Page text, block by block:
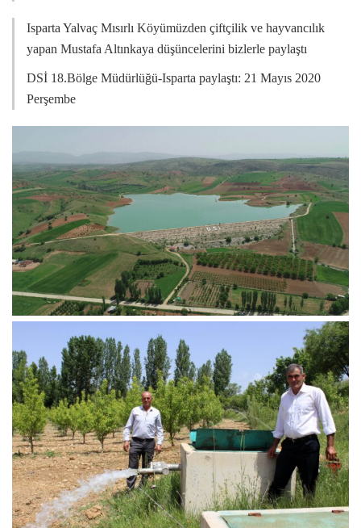
Isparta Yalvaç Mısırlı Köyümüzden çiftçilik ve hayvancılık
yapan Mustafa Altınkaya düşüncelerini bizlerle paylaştı
DSİ 18.Bölge Müdürlüğü-Isparta paylaştı: 21 Mayıs 2020
Perşembe